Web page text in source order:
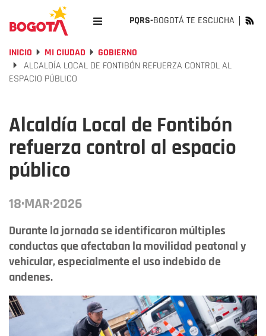
PQRS-BOGOTÁ TE ESCUCHA
INICIO MI CIUDAD
GOBIERNO
ALCALDÍA LOCAL DE FONTIBÓN REFUERZA CONTROL AL
ESPACIO PÚBLICO
Alcaldía Local de Fontibón
refuerza control al espacio
público
18·MAR·2026
Durante la jornada se identificaron múltiples
conductas que afectaban la movilidad peatonal y
vehicular, especialmente el uso indebido de
andenes.